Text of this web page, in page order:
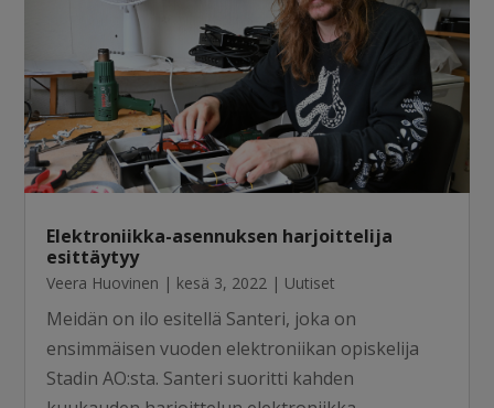
Elektroniikka-asennuksen harjoittelija
esittäytyy
Veera Huovinen | kesä 3, 2022 | Uutiset
Meidän on ilo esitellä Santeri, joka on
ensimmäisen vuoden elektroniikan opiskelija
Stadin AO:sta. Santeri suoritti kahden